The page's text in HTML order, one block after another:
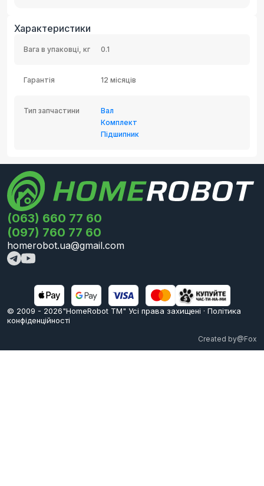
Характеристики
Вага в упаковці, кг 0.1
Гарантія 12 місяців
Тип запчастини
Вал
Комплект
Підшипник
(063) 660 77 60
(097) 760 77 60
homerobot.ua@gmail.com
© 2009 - 2026"HomeRobot ТМ" Усi права захищені · Політика
конфіденційності
Created by@Fox